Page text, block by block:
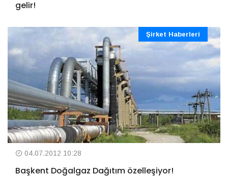
gelir!
Şirket Haberleri
04.07.2012 10:28
Başkent Doğalgaz Dağıtım özelleşiyor!